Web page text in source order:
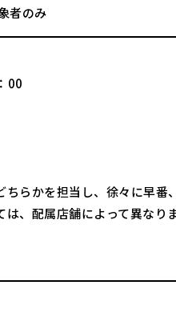
者のみ
00
らかを担当し、徐々に早番
、配属店舗によって異なりま